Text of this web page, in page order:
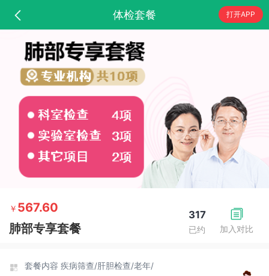
体检套餐 打开APP
加入对比
317
已约
￥ 567.60
肺部专享套餐
套餐内容 疾病筛查/肝胆检查/老年/